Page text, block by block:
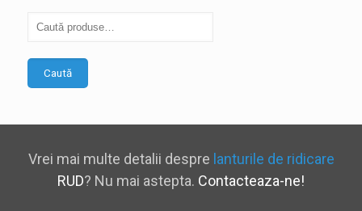
Caută
Vrei mai multe detalii despre lanturile de ridicare
RUD? Nu mai astepta. Contacteaza-ne!